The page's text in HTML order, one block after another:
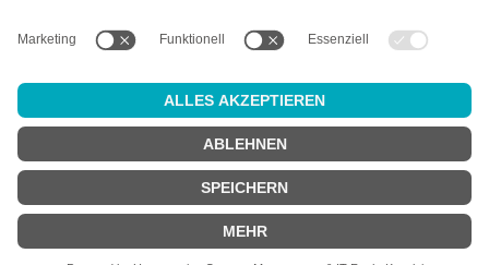
ggf. Nachnahmegebühren, wenn nicht anders angegeben.
Altersprüfung
Achtung:um diesen Onlineshop zu nutzen, müssen Siemindestens
18 Jahre alt
Sind Sie 18 Jahre alt oder älter?